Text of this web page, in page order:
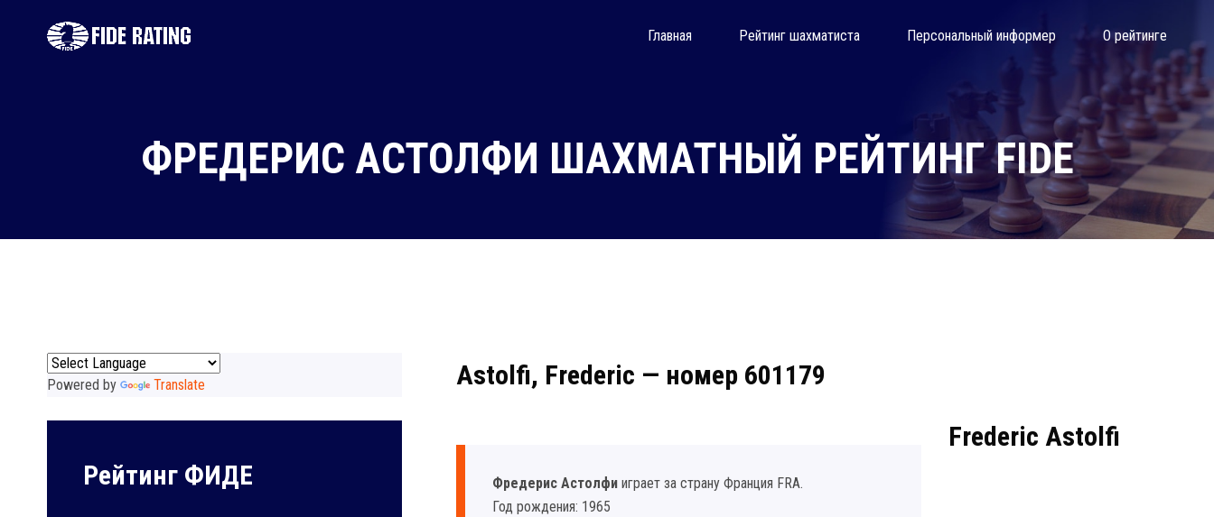
Главная Рейтинг шахматиста Персональный информер О рейтинге
ФРЕДЕРИC АСТОЛФИ ШАХМАТНЫЙ РЕЙТИНГ FIDE
Powered by Translate
Рейтинг ФИДЕ
Astolfi, Frederic — номер 601179
Фредериc Астолфи играет за страну Франция FRA.
Год рождения: 1965
Frederic Astolfi